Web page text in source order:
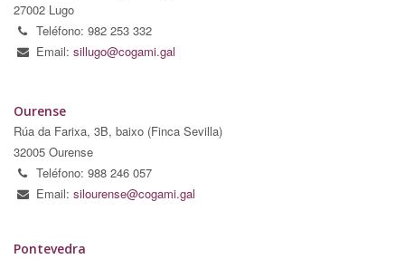
27002 Lugo
Teléfono: 982 253 332
Email: sillugo@cogami.gal
Ourense
Rúa da Farixa, 3B, baixo (Finca Sevilla)
32005 Ourense
Teléfono: 988 246 057
Email: silourense@cogami.gal
Pontevedra